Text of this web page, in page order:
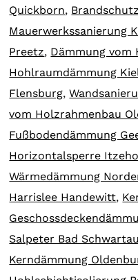
Quickborn,
Mauerwerkssanierung
Preetz, Dämmung vom
Hohlraumdämmung Kiel
Flensburg,
vom Holzrahmenbau
Fußbodendämmung
Horizontalsperre
Wärmedämmung
Harrislee Handewitt,
Salpeter Bad Schwartau
Kerndämmung